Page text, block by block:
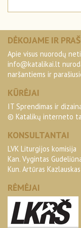
DĖKOJAME IR
Apie visus nuorodų
info@katalikai.lt
naršantiems ir
KŪRĖJAI
IT Sprendimas ir
© Katalikų interneto
KONSULTANTAI
LVK Liturgijos komisija
Kan. Vygintas
Kun. Artūras Kazlauskas
RĖMĖJAI